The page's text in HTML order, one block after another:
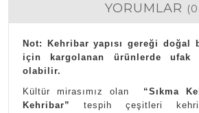
YORUMLAR
Not: Kehribar yapısı gereği doğal
için kargolanan ürünlerde ufak
olabilir.
Kültür mirasımız olan “Sıkma
Kehribar” tespih çeşitleri